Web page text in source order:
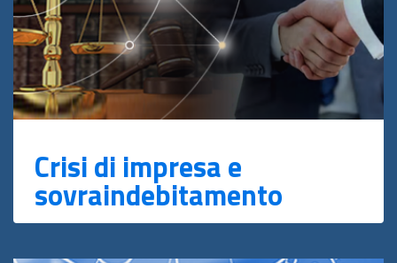
Crisi di impresa e
sovraindebitamento